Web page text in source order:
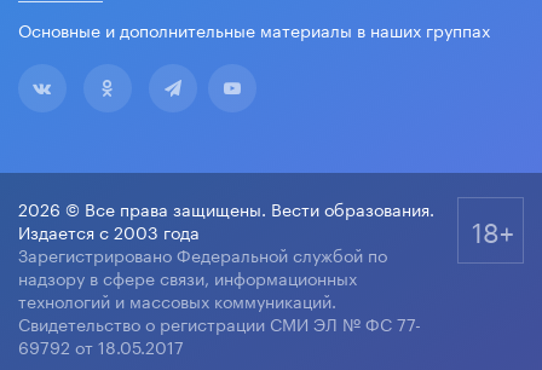
Основные и дополнительные материалы в наших группах
2026 © Все права защищены. Вести образования.
Издается с 2003 года
Зарегистрировано Федеральной службой по
надзору в сфере связи, информационных
технологий и массовых коммуникаций.
Свидетельство о регистрации СМИ ЭЛ № ФС 77-
69792 от 18.05.2017
18+